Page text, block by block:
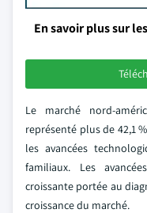
En savoir plus sur
Le marché nord-
représenté plus de 42,1
les avancées
familiaux. Les
croissante portée au
croissance du marché.